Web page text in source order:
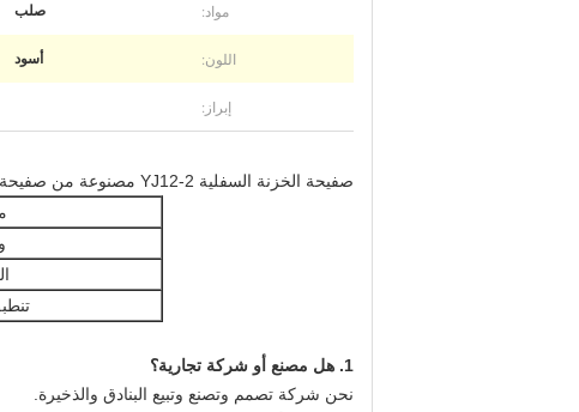
مواد: صلب
اللون: أسود
إبراز:
صفيحة الخزنة السفلية YJ12-2 مصنوعة من صفيحة فولاذية مدلفنة على البارد ويمكن تكييفها مع المجلات YJ12-2 أو YJ12-3.
1. هل مصنع أو شركة تجارية؟
نحن شركة تصمم وتصنع وتبيع البنادق والذخيرة.